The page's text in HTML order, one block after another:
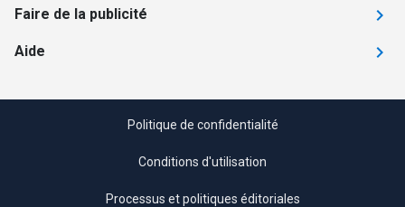
Faire de la publicité
Aide
Politique de confidentialité
Conditions d'utilisation
Processus et politiques éditoriales